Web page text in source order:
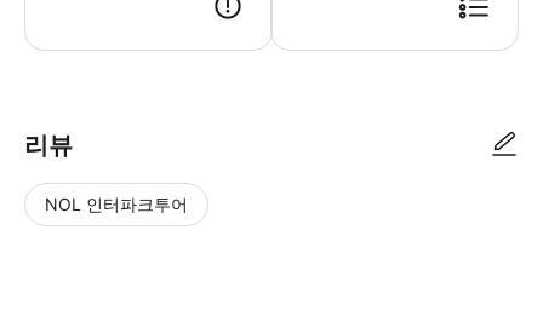
리뷰
NOL 인터파크투어